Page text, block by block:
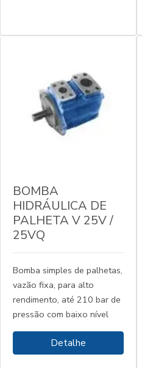
BOMBA
HIDRÁULICA DE
PALHETA V 25V /
25VQ
Bomba simples de palhetas,
vazão fixa, para alto
rendimento, até 210 bar de
pressão com baixo nível
Detalhe